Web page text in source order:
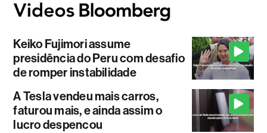
Keiko Fujimori assume
presidência do Peru com desafio
de romper instabilidade
A Tesla vendeu mais carros,
faturou mais, e ainda assim o
lucro despencou